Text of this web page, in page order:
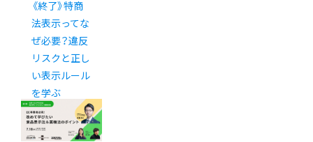
《終了》特商
法表示ってな
ぜ必要？違反
リスクと正し
い表示ルール
を学ぶ